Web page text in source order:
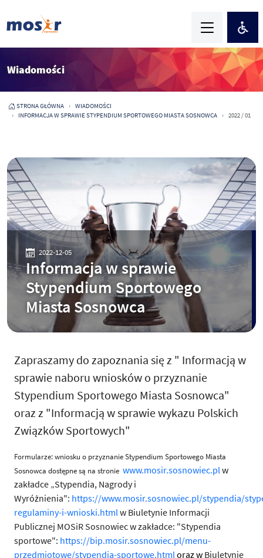
Wiadomości
STRONA GŁÓWNA
WIADOMOŚCI
INFORMACJA W SPRAWIE STYPENDIUM SPORTOWEGO MIASTA SOSNOWCA
2022 / 01
2022-12-05
Informacja w sprawie
Stypendium Sportowego
Miasta Sosnowca
Zapraszamy do zapoznania się z " Informacją w
sprawie naboru wniosków o przyznanie
Stypendium Sportowego Miasta Sosnowca"
oraz z "Informacją w sprawie wykazu Polskich
Związków Sportowych"
Formularze: wniosku o przyznanie Stypendium Sportowego Miasta
Sosnowca dostępne są na stronie www.mosir.sosnowiec.plw
zakładce „Stypendia, Nagrody i
Wyróżnienia": https://www.mosir.sosnowiec.pl/stypendia/
regulaminy-i-wnioski.htmlw Biuletynie Informacji
Publicznej MOSiR Sosnowiec w zakładce: "Stypendia
sportowe": https://bip.mosir.sosnowiec.pl/menu-
przedmiotowe/stypendia-sportowe.htmloraz w Biuletynie